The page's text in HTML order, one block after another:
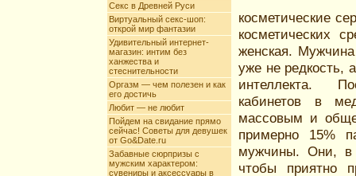
Секс в Древней Руси
Виртуальный секс-шоп:
открой мир фантазии
Удивительный интернет-
магазин: интим без
ханжества и
стеснительности
Оргазм — чем полезен и как
его достичь
Любит — не любит
Пойдем на свидание прямо
сейчас! Советы для девушек
от Go&Date.ru
Забавные сюрпризы с
мужским характером:
сувениры и аксессуары в
косметические
косметических
женская. Мужчина
уже не редкость,
интеллекта.
кабинетов в
массовым и
примерно 15%
мужчины. Они, в
чтобы приятно